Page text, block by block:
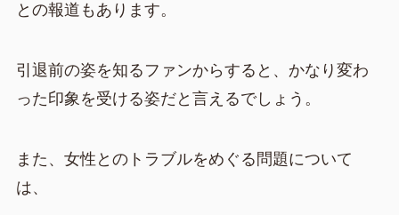
との報道もあります。
引退前の姿を知るファンからすると、かなり変わ
った印象を受ける姿だと言えるでしょう。
また、女性とのトラブルをめぐる問題について
は、